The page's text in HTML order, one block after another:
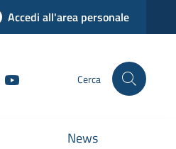
Accedi all'area personale
LinkedIn Cerca
News